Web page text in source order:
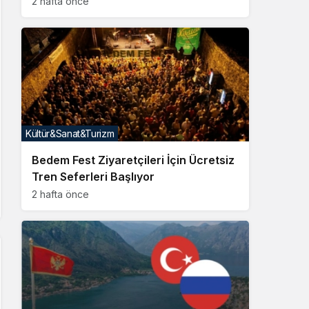
Bedem Fest Ziyaretçileri İçin Ücretsiz
Tren Seferleri Başlıyor
2 hafta önce
Kültür&Sanat&Turizm